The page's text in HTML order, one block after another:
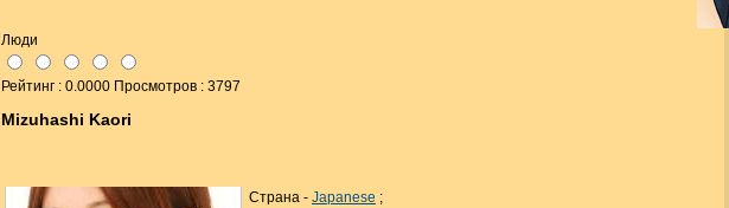
Люди
Рейтинг : 0.0000 Просмотров : 3797
Mizuhashi Kaori
Страна - Japanese ;